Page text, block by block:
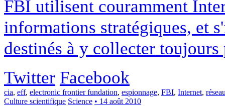
FBI utilisent couramment
informations stratégiques, et
destinés à y collecter
Twitter Facebook
cia, eff, electronic frontier fundation, espionnage, FBI, Internet,
Culture scientifique Science • 14 août 2010